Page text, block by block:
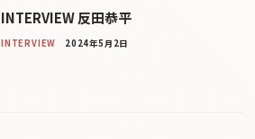
INTERVIEW 反田恭平
INTERVIEW 2024年5月2日